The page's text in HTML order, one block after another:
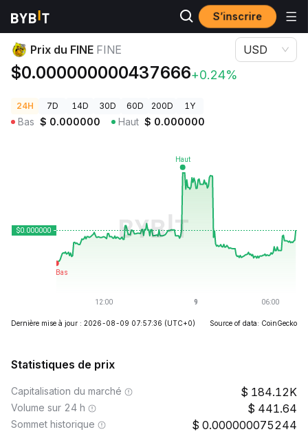
S’inscrire
Prix des cryptos
Prix du FINE FINE
$0.000000000437666+0.24%
USD
24H 7D 14D 30D 60D 200D 1Y
Bas $ 0.000000 Haut $ 0.000000
Dernière mise à jour : 2026-08-09 07:57:36 (UTC+0) Source of data: CoinGecko
Statistiques de prix
Capitalisation du marché 184.12K
Volume sur 24 h 441.64
Sommet historique 0.000000075244